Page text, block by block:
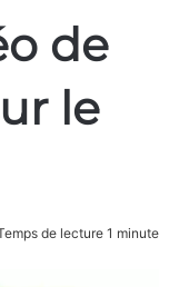
de
le
de lecture 1 minute